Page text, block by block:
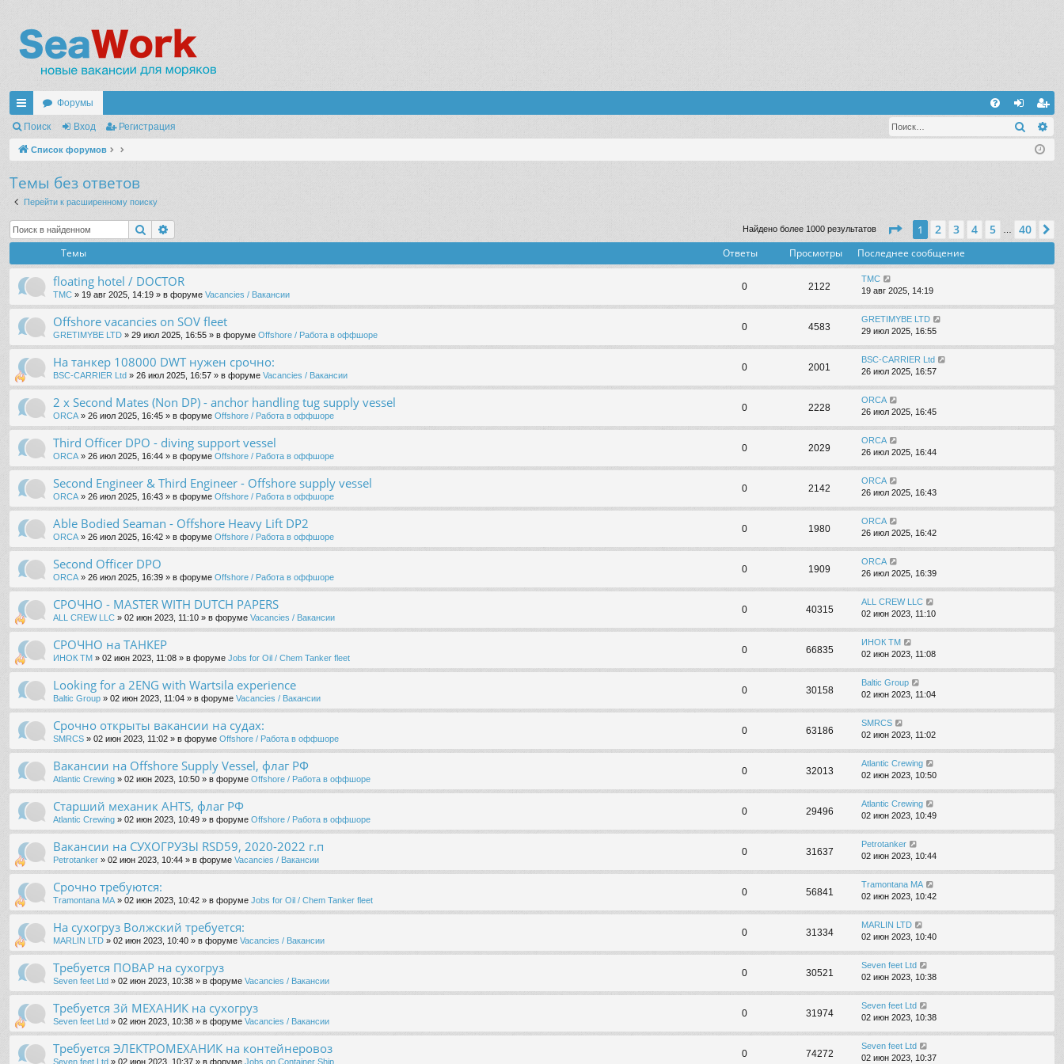
с
ы
и
Форумы
хо ег
ис
ия
Поиск Вход Регистрация Поиск
Список форумов
Темы без ответов
Перейти к расширенному поиску
Поиск Найдено более 1000 результатов Страница из 40
1 2 3 4 5 … 40
Темы Ответы Просмотры Последнее сообщение
floating hotel / DOCTOR
TMC » 19 авг 2025, 14:19 » в форуме Vacancies / Вакансии
0 2122
TMC
19 авг 2025, 14:19
Offshore vacancies on SOV fleet
GRETIMYBE LTD » 29 июл 2025, 16:55 » в форуме Offshore / Работа в оффшоре
0 4583
GRETIMYBE LTD
29 июл 2025, 16:55
На танкер 108000 DWT нужен срочно:
BSC-CARRIER Ltd » 26 июл 2025, 16:57 » в форуме Vacancies / Вакансии
0 2001
BSC-CARRIER Ltd
26 июл 2025, 16:57
2 x Second Mates (Non DP) - anchor handling tug supply vessel
ORCA» 26 июл 2025, 16:45 » в форуме Offshore / Работа в оффшоре
0 2228
ORCA
26 июл 2025, 16:45
Third Officer DPO - diving support vessel
ORCA» 26 июл 2025, 16:44 » в форуме Offshore / Работа в оффшоре
0 2029
ORCA
26 июл 2025, 16:44
Second Engineer & Third Engineer - Offshore supply vessel
ORCA» 26 июл 2025, 16:43 » в форуме Offshore / Работа в оффшоре
0 2142
ORCA
26 июл 2025, 16:43
Able Bodied Seaman - Offshore Heavy Lift DP2
ORCA» 26 июл 2025, 16:42 » в форуме Offshore / Работа в оффшоре
0 1980
ORCA
26 июл 2025, 16:42
Second Officer DPO
ORCA» 26 июл 2025, 16:39 » в форуме Offshore / Работа в оффшоре
0 1909
ORCA
26 июл 2025, 16:39
СРОЧНО - MASTER WITH DUTCH PAPERS
ALL CREW LLC » 02 июн 2023, 11:10 » в форуме Vacancies / Вакансии
0 40315
ALL CREW LLC
02 июн 2023, 11:10
СРОЧНО на ТАНКЕР
ИНОК ТМ » 02 июн 2023, 11:08 » в форуме Jobs for Oil / Chem Tanker fleet
0 66835
ИНОК ТМ
02 июн 2023, 11:08
Looking for a 2ENG with Wartsila experience
Baltic Group » 02 июн 2023, 11:04 » в форуме Vacancies / Вакансии
0 30158
Baltic Group
02 июн 2023, 11:04
Срочно открыты вакансии на судах:
SMRCS » 02 июн 2023, 11:02 » в форуме Offshore / Работа в оффшоре
0 63186
SMRCS
02 июн 2023, 11:02
Вакансии на Offshore Supply Vessel, флаг РФ
Atlantic Crewing » 02 июн 2023, 10:50 » в форуме Offshore / Работа в оффшоре
0 32013
Atlantic Crewing
02 июн 2023, 10:50
Старший механик AHTS, флаг РФ
Atlantic Crewing » 02 июн 2023, 10:49 » в форуме Offshore / Работа в оффшоре
0 29496
Atlantic Crewing
02 июн 2023, 10:49
Вакансии на СУХОГРУЗЫ RSD59, 2020-2022 г.п
Petrotanker » 02 июн 2023, 10:44 » в форуме Vacancies / Вакансии
0 31637
Petrotanker
02 июн 2023, 10:44
Срочно требуются:
Tramontana MA» 02 июн 2023, 10:42 » в форуме Jobs for Oil / Chem Tanker fleet
0 56841
Tramontana MA
02 июн 2023, 10:42
На сухогруз Волжский требуется:
MARLIN LTD » 02 июн 2023, 10:40 » в форуме Vacancies / Вакансии
0 31334
MARLIN LTD
02 июн 2023, 10:40
Требуется ПОВАР на сухогруз
Seven feet Ltd » 02 июн 2023, 10:38 » в форуме Vacancies / Вакансии
0 30521
Seven feet Ltd
02 июн 2023, 10:38
Требуется 3й МЕХАНИК на сухогруз
Seven feet Ltd » 02 июн 2023, 10:38 » в форуме Vacancies / Вакансии
0 31974
Seven feet Ltd
02 июн 2023, 10:38
Требуется ЭЛЕКТРОМЕХАНИК на контейнеровоз
Seven feet Ltd » 02 июн 2023, 10:37 » в форуме Jobs on Container Ship
0 74272
Seven feet Ltd
02 июн 2023, 10:37